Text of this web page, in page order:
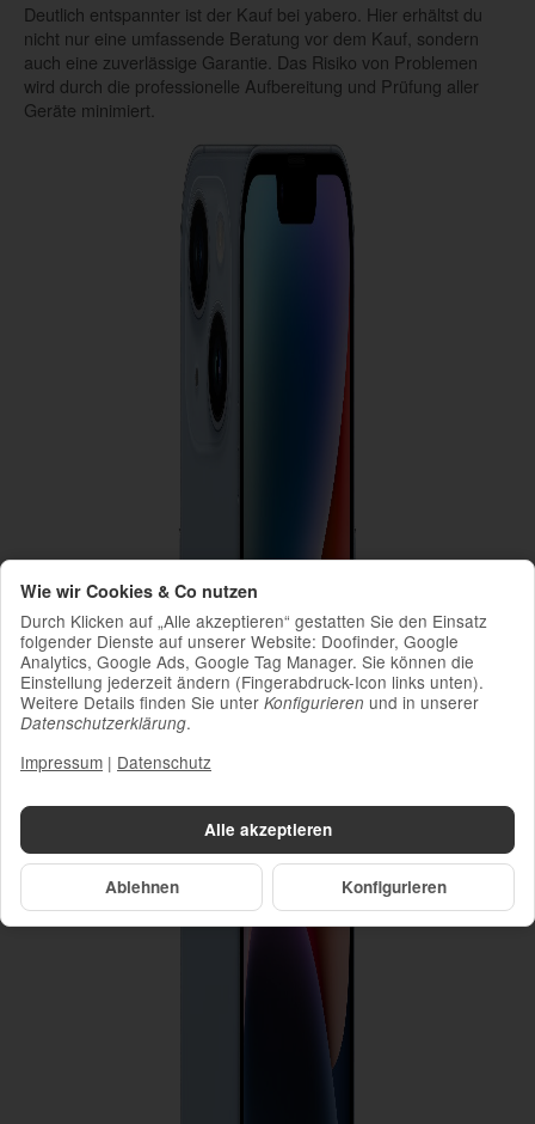
Deutlich entspannter ist der Kauf bei yabero. Hier erhältst du
nicht nur eine umfassende Beratung vor dem Kauf, sondern
auch eine zuverlässige Garantie. Das Risiko von Problemen
wird durch die professionelle Aufbereitung und Prüfung aller
Geräte minimiert.
Alle akzeptieren
Ablehnen Konfigurieren
Wie wir Cookies & Co nutzen
Durch Klicken auf „Alle akzeptieren“ gestatten Sie den Einsatz
folgender Dienste auf unserer Website: Doofinder, Google
Analytics, Google Ads, Google Tag Manager. Sie können die
Einstellung jederzeit ändern (Fingerabdruck-Icon links unten).
Weitere Details finden Sie unter Konfigurieren und in unserer
Datenschutzerklärung.
Impressum | Datenschutz